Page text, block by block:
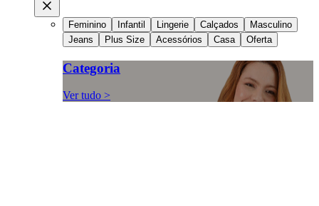
Feminino Infantil Lingerie Calçados
Masculino
Jeans
Plus Size Acessórios Casa Oferta
Categoria
Ver tudo >